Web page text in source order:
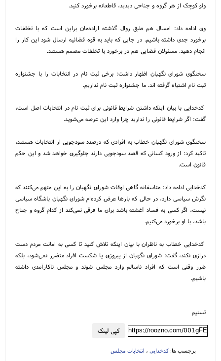
ولو کوچک از هر گروه و جناحی دیدید، قاطعانه برخورد کنید.
وی ادامه داد: امسال هم طبق روال گذشته اراده‌مان براین است که با تخلفات
برخورد جدی داشته باشیم. در جایی که باید به قوه قضائیه ارسال شود این کار را
انجام دهید. مسئولان قضایی هم در برخورد با تخلفات مصمم هستند.
سخنگوی شورای نگهبان اظهار داشت: برخی ثبت نام در انتخابات را با جشنواره
ثبت نام اشتباه گرفته اند. ما جشنواره ثبت نام نداریم.
کدخدایی با بیان اینکه داشتن شرایط قانونی برای ثبت نام در انتخابات اصل است،
گفت: اگر شرایط قانونی را ندارید چرا وارد این عرصه می‌شوید.
سخنگوی شورای نگهبان خطاب به افرادی که درصدد سودجویی از انتخابات هستند،
تاکید کرد: از ورود کسانی که قصد سودجویی دارند جلوگیری خواهد شد و این حکم
قانون است.
کدخدایی ادامه داد: متاسفانه گاهی اوقات شورای نگهبان را به این متهم می‌کنند که
نگرش سیاسی دارد، در حالی که بار‌ها عرض کرده‌ام شورای نگهبان باشگاه سیاسی
نیست، اگر کسی به فساد آغشته باشد برای ما فرقی نمی‌کند از کدام گروه و جناح
باشد، با او برخورد می‌کنیم.
کدخدایی خطاب به ناظران با بیان اینکه تلاش کنید تا کسی به امانت مردم دست
درازی نکند، گفت: شورای نگهبان از پیروزی یا شکست افراد متضرر نمی‌شود، بلکه
ضرر وقتی است که افراد ناسالم وارد مجلس شوند و مجلس ناکارآمدی داشته
باشیم.
تسنیم
کپی لینک https://roozno.com/001gFE
برچسب ها:کدخدایی ، انتخابات مجلس